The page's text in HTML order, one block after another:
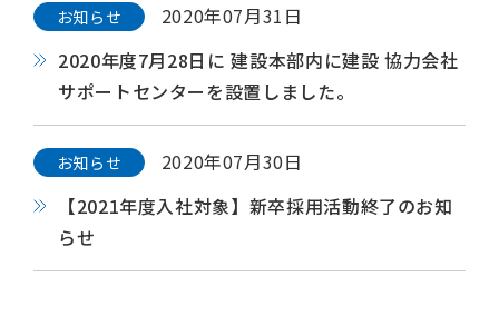
お知らせ
2020年07月31日
2020年度7月28日に 建設本部内に建設 協力会社
サポートセンターを設置しました。
お知らせ
2020年07月30日
【2021年度入社対象】新卒採用活動終了のお知
らせ